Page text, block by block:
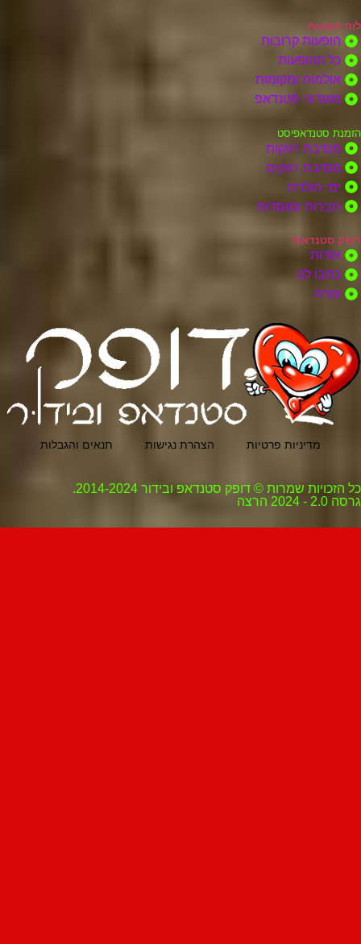
לוח הופעות
הופעות קרובות
כל ההופעות
אולמות ומקומות
מועדוני סטנדאפ
הזמנת סטנדאפיסט
מסיבת רווקות
מסיבת רווקים
ימי הולדת
חברות ומוסדות
דופק סטנדאפ!
אודות
כתבו לנו
עזרה
מדיניות פרטיות הצהרת נגישות תנאים והגבלות
כל הזכויות שמרות © דופק סטנדאפ ובידור 2014-2024.
גרסה 2.0 - 2024 הרצה